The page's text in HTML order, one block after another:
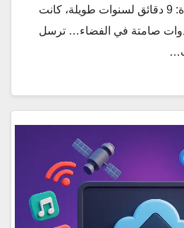
وقت القراءة: 9 دقائق لسنوات طويلة، كانت
أدوات صامتة في الفضاء… ترسل